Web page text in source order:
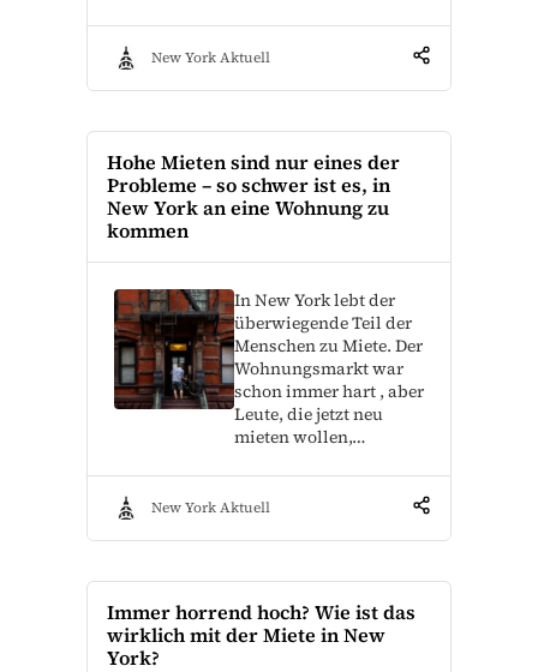
New York Aktuell
Hohe Mieten sind nur eines der
Probleme – so schwer ist es, in
New York an eine Wohnung zu
kommen
In New York lebt der
überwiegende Teil der
Menschen zu Miete. Der
Wohnungsmarkt war
schon immer hart , aber
Leute, die jetzt neu
mieten wollen,…
New York Aktuell
Immer horrend hoch? Wie ist das
wirklich mit der Miete in New
York?